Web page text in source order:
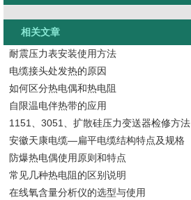
相关文章
耐震压力表安装使用方法
电缆接头处发热的原因
如何区分热电偶和热电阻
自限温电伴热带的应用
1151、3051、扩散硅压力变送器检修方法
安徽天康电缆—扁平电缆结构特点及规格
防爆热电偶使用原则和特点
常见几种热电阻的区别说明
在线氧含量分析仪的选型与使用